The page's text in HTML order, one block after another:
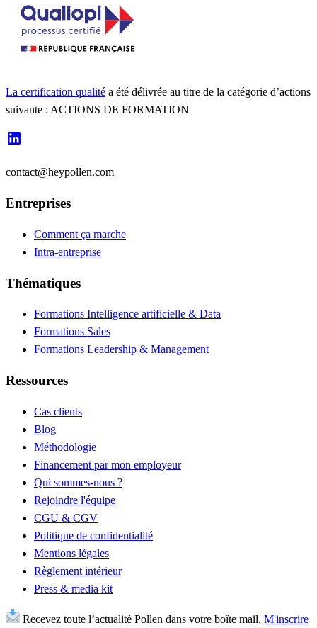
La certification qualité a été délivrée au titre de la catégorie d’actions
suivante : ACTIONS DE FORMATION
contact@heypollen.com
Entreprises
Comment ça marche
Intra-entreprise
Thématiques
Formations Intelligence artificielle & Data
Formations Sales
Formations Leadership & Management
Ressources
Cas clients
Blog
Méthodologie
Financement par mon employeur
Qui sommes-nous ?
Rejoindre l'équipe
CGU & CGV
Politique de confidentialité
Mentions légales
Règlement intérieur
Press & media kit
Recevez toute l’actualité Pollen dans votre boîte mail. M'inscrire